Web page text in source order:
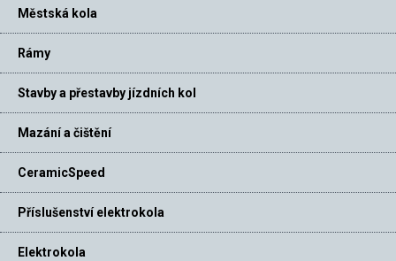
Městská kola
Rámy
Stavby a přestavby jízdních kol
Mazání a čištění
CeramicSpeed
Příslušenství elektrokola
Elektrokola